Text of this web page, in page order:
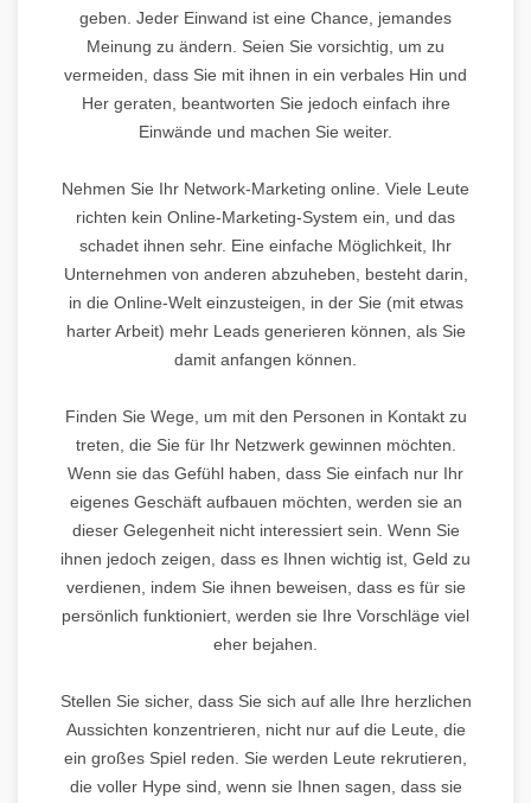
geben. Jeder Einwand ist eine Chance, jemandes
Meinung zu ändern. Seien Sie vorsichtig, um zu
vermeiden, dass Sie mit ihnen in ein verbales Hin und
Her geraten, beantworten Sie jedoch einfach ihre
Einwände und machen Sie weiter.
Nehmen Sie Ihr Network-Marketing online. Viele Leute
richten kein Online-Marketing-System ein, und das
schadet ihnen sehr. Eine einfache Möglichkeit, Ihr
Unternehmen von anderen abzuheben, besteht darin,
in die Online-Welt einzusteigen, in der Sie (mit etwas
harter Arbeit) mehr Leads generieren können, als Sie
damit anfangen können.
Finden Sie Wege, um mit den Personen in Kontakt zu
treten, die Sie für Ihr Netzwerk gewinnen möchten.
Wenn sie das Gefühl haben, dass Sie einfach nur Ihr
eigenes Geschäft aufbauen möchten, werden sie an
dieser Gelegenheit nicht interessiert sein. Wenn Sie
ihnen jedoch zeigen, dass es Ihnen wichtig ist, Geld zu
verdienen, indem Sie ihnen beweisen, dass es für sie
persönlich funktioniert, werden sie Ihre Vorschläge viel
eher bejahen.
Stellen Sie sicher, dass Sie sich auf alle Ihre herzlichen
Aussichten konzentrieren, nicht nur auf die Leute, die
ein großes Spiel reden. Sie werden Leute rekrutieren,
die voller Hype sind, wenn sie Ihnen sagen, dass sie